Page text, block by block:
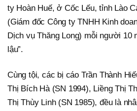
ty Hoàn Huế, ở Cốc Lếu, tỉnh Lào
(Giám đốc Công ty TNHH Kinh
Dịch vụ Thăng Long) mỗi người 10
lậu”.
Cùng tội, các bị cáo Trần Thành
Thị Bích Hà (SN 1994), Liềng Thị
Thị Thùy Linh (SN 1985), đều là